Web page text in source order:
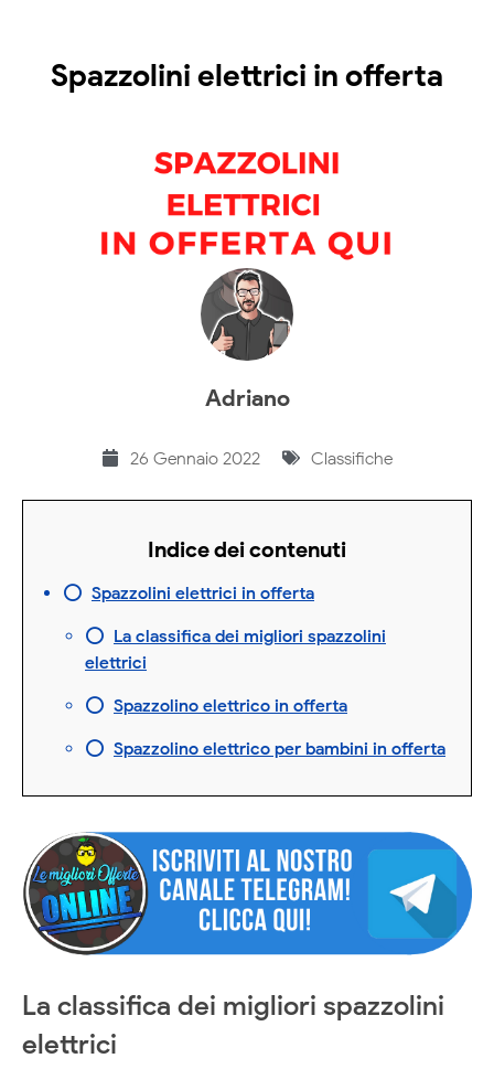
Spazzolini elettrici in offerta
Adriano
26 Gennaio 2022 Classifiche
Indice dei contenuti
Spazzolini elettrici in offerta
La classifica dei migliori spazzolini
elettrici
Spazzolino elettrico in offerta
Spazzolino elettrico per bambini in offerta
La classifica dei migliori spazzolini
elettrici